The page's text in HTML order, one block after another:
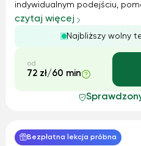
indywidualnym podejściu,
umiejętności pisemne i
opracujemy najlepszą
lub egzaminu. Nauka...
czytaj więcej
Najbliższy wolny
od
72 zł/60 min
Bezpłatna lekcja próbna